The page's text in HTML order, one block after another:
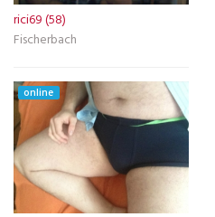
rici69 (58)
Fischerbach
online